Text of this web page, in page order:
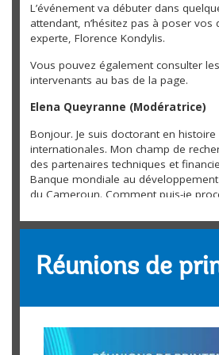
L’événement va débuter dans
attendant, n’hésitez pas à poser vos
experte, Florence Kondylis.
Vous pouvez également consulter
intervenants au bas de la page.
Elena Queyranne (Modératrice)
Bonjour. Je suis doctorant en
internationales. Mon champ de
des partenaires techniques et
Banque mondiale au
du Cameroun. Comment puis-je
le développement Cameroun ?
Nous aurons une session sur
semaine ! Vous pouvez également
Cameroun sur ce site:
Réunions de